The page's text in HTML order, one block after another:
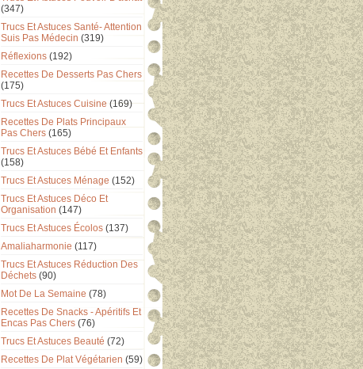
(347)
Trucs Et Astuces Santé- Attention
Suis Pas Médecin (319)
Réflexions (192)
Recettes De Desserts Pas Chers
(175)
Trucs Et Astuces Cuisine (169)
Recettes De Plats Principaux
Pas Chers (165)
Trucs Et Astuces Bébé Et Enfants
(158)
Trucs Et Astuces Ménage (152)
Trucs Et Astuces Déco Et
Organisation (147)
Trucs Et Astuces Écolos (137)
Amaliaharmonie (117)
Trucs Et Astuces Réduction Des
Déchets (90)
Mot De La Semaine (78)
Recettes De Snacks - Apéritifs Et
Encas Pas Chers (76)
Trucs Et Astuces Beauté (72)
Recettes De Plat Végétarien (59)